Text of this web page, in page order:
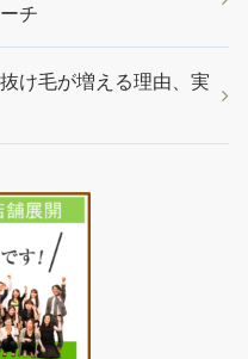
チ
け毛が増える理由、実